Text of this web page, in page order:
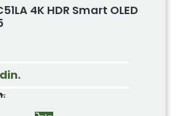
4K HDR Smart OLED
din.